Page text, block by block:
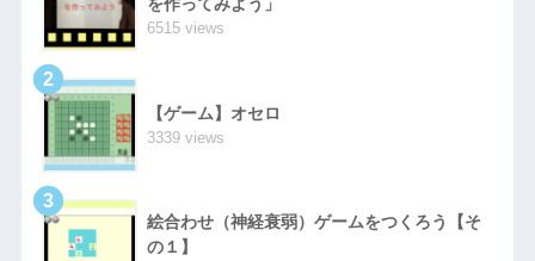
を作ってみよう」
6515 views
2
【ゲーム】オセロ
3339 views
3
絵合わせ（神経衰弱）ゲームをつくろう【そ
の１】